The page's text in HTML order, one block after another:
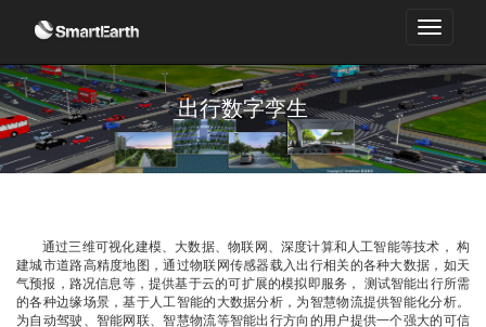
Toggle
出行数字孪生
通过三维可视化建模、大数据、物联网、深度计算和人工智能等技术， 构
建城市道路高精度地图，通过物联网传感器载入出行相关的各种大数据，如天
气预报，路况信息等，提供基于云的可扩展的模拟即服务， 测试智能出行所需
的各种边缘场景，基于人工智能的大数据分析，为智慧物流提供智能化分析。
为自动驾驶、智能网联、智慧物流等智能出行方向的用户提供一个强大的可信